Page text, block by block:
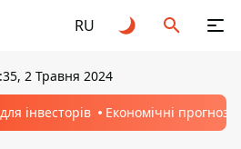
RU
2 Травня 2024
інвесторів Економічні прогнози